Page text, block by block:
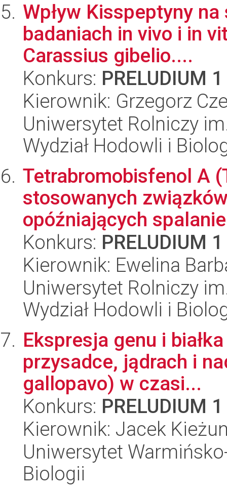
Wpływ Kisspeptyny
badaniach in vivo i in
Carassius gibelio....
Konkurs: PRELUDIUM 1
Kierownik: Grzegorz
Uniwersytet Rolniczy
Wydział Hodowli i
Tetrabromobisfenol A
stosowanych
opóźniających
Konkurs: PRELUDIUM 1
Kierownik: Ewelina
Uniwersytet Rolniczy
Wydział Hodowli i
Ekspresja genu i
przysadce, jądrach i
gallopavo) w czasi...
Konkurs: PRELUDIUM 1
Kierownik: Jacek
Uniwersytet
Biologii